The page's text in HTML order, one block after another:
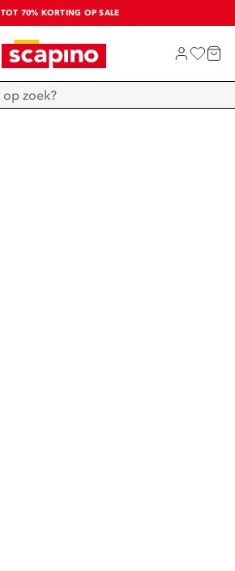
TOT 70% KORTING OP SALE
SALE: LAATSTE KANS!
SHOP NIEUW
Home